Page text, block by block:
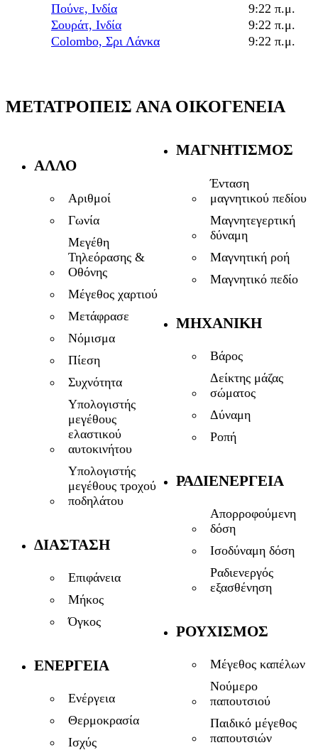
Πούνε, Ινδία
9:22 π.μ.
Σουράτ, Ινδία
9:22 π.μ.
Colombo, Σρι Λάνκα
9:22 π.μ.
ΜΕΤΑΤΡΟΠΕΊΣ ΑΝΆ ΟΙΚΟΓΈΝΕΙΑ
ΆΛΛΟ
Αριθμοί
Γωνία
Μεγέθη
Τηλεόρασης &
Οθόνης
Μέγεθος χαρτιού
Μετάφρασε
Νόμισμα
Πίεση
Συχνότητα
Υπολογιστής
μεγέθους
ελαστικού
αυτοκινήτου
Υπολογιστής
μεγέθους τροχού
ποδηλάτου
ΔΙΆΣΤΑΣΗ
Επιφάνεια
Μήκος
Όγκος
ΕΝΈΡΓΕΙΑ
Ενέργεια
Θερμοκρασία
Ισχύς
ΜΑΓΝΗΤΙΣΜΌΣ
Ένταση
μαγνητικού πεδίου
Μαγνητεγερτική
δύναμη
Μαγνητική ροή
Μαγνητικό πεδίο
ΜΗΧΑΝΙΚΉ
Βάρος
Δείκτης μάζας
σώματος
Δύναμη
Ροπή
ΡΑΔΙΕΝΈΡΓΕΙΑ
Απορροφούμενη
δόση
Ισοδύναμη δόση
Ραδιενεργός
εξασθένηση
ΡΟΥΧΙΣΜΌΣ
Μέγεθος καπέλων
Νούμερο
παπουτσιού
Παιδικό μέγεθος
παπουτσιών